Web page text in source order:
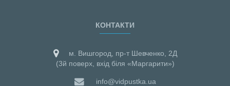
КОНТАКТИ
м. Вишгород, пр-т Шевченко, 2Д
(3й поверх, вхід біля «Маргарити»)
info@vidpustka.ua